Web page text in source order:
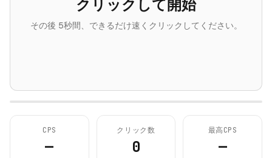
クリックして開始
その後 5秒間、できるだけ速くクリックしてください。
CPS
—
クリック数
0
最高CPS
—